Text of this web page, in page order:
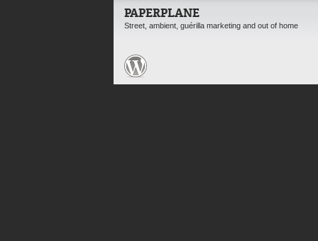
PAPERPLANE
Street, ambient, guérilla marketing and out of home